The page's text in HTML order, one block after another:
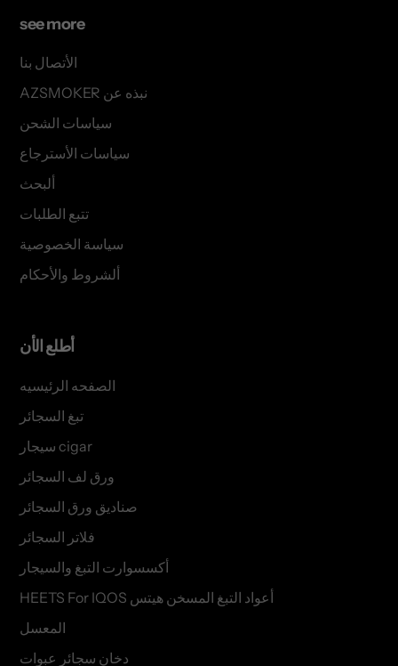
see more
الأتصال بنا
AZSMOKER نبذه عن
سياسات الشحن
سياسات الأسترجاع
ألبحث
تتبع الطلبات
سياسة الخصوصية
ألشروط والأحكام
أطلع الأن
الصفحه الرئيسيه
تبغ السجائر
سيجار cigar
ورق لف السجائر
صناديق ورق السجائر
فلاتر السجائر
أكسسوارت التبغ والسيجار
HEETS For IQOS أعواد التبغ المسخن هيتس
المعسل
دخان سجائر عبوات